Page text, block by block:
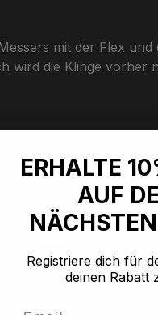
mit der Flex
wird die Klinge vorher
Für diesen
bei.
Mahagoni,
ERHALTE
AUF
Registriere dich für
deinen Rabatt